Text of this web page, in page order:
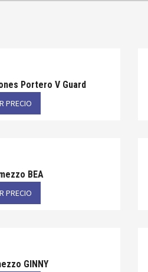
Portero V Guard
PRECIO
BEA
PRECIO
GINNY